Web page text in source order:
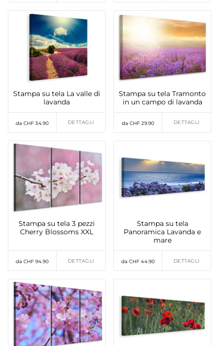
Stampa su tela La valle di
lavanda
da CHF 34.90 DETTAGLI
Stampa su tela Tramonto
in un campo di lavanda
da CHF 29.90 DETTAGLI
Stampa su tela 3 pezzi
Cherry Blossoms XXL
da CHF 94.90 DETTAGLI
Stampa su tela
Panoramica Lavanda e
mare
da CHF 44.90 DETTAGLI